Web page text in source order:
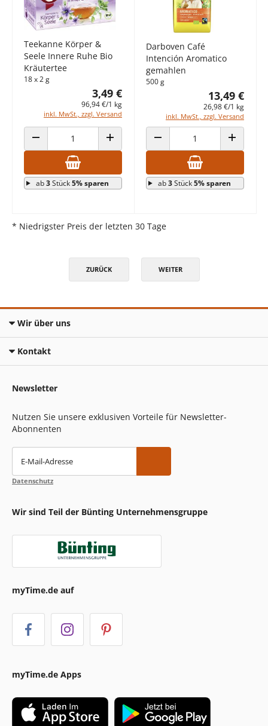
Teekanne Körper &
Seele Innere Ruhe Bio
Kräutertee
18 x 2 g
3,49 €
96,94 €/1 kg
inkl. MwSt., zzgl. Versand
ANZAHL VERRINGERN ANZAHL ERHÖHEN
ab3Stück5% sparen
Darboven Café
Intención Aromatico
gemahlen
500 g
13,49 €
26,98 €/1 kg
inkl. MwSt., zzgl. Versand
ANZAHL VERRINGERN ANZAHL
ab3Stück5% sparen
* Niedrigster Preis der letzten 30 Tage
ZURÜCK WEITER
Wir über uns
Kontakt
Newsletter
Nutzen Sie unsere exklusiven Vorteile für Newsletter-
Abonnenten
E-Mail-Adresse
Datenschutz
Wir sind Teil der Bünting Unternehmensgruppe
myTime.de auf
myTime.de Apps